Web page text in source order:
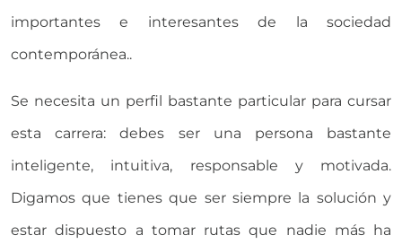
importantes e interesantes de la sociedad
contemporánea..
Se necesita un perfil bastante particular para cursar
esta carrera: debes ser una persona bastante
inteligente, intuitiva, responsable y motivada.
Digamos que tienes que ser siempre la solución y
estar dispuesto a tomar rutas que nadie más ha